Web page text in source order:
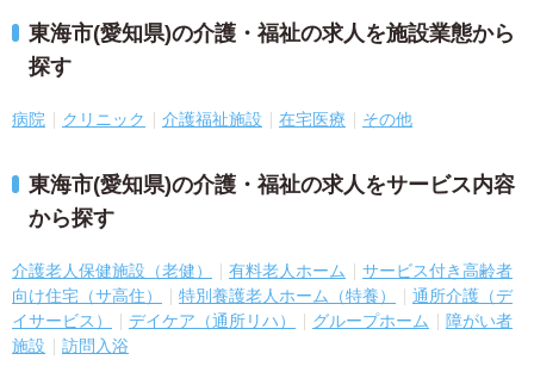
東海市(愛知県)の介護・福祉の求人を施設業態から
探す
病院 クリニック 介護福祉施設 在宅医療 その他
東海市(愛知県)の介護・福祉の求人をサービス内容
から探す
介護老人保健施設（老健） 有料老人ホーム
サービス付き高齢者
向け住宅（サ高住）
特別養護老人ホーム（特養）
通所介護（デ
イサービス）
デイケア（通所リハ） グループホーム
障がい者
施設
訪問入浴